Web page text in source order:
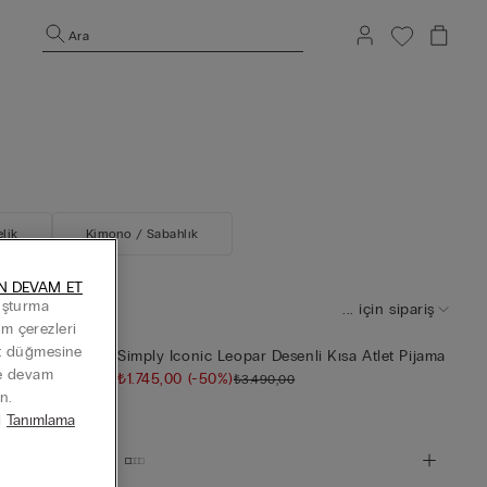
Ara
Kimono / Sabahlık
... için sipariş
Düğmeli
Simply Iconic Leopar Desenli Kısa Atlet Pijama
₺1.745,00 (-50%)₺3.490,00
çerezleri
düğmesine
devam
Tanımlama
DEVAM ET